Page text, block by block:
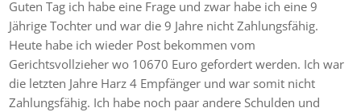
Guten Tag ich habe eine Frage und zwar habe ich eine 9
Jährige Tochter und war die 9 Jahre nicht Zahlungsfähig.
Heute habe ich wieder Post bekommen vom
Gerichtsvollzieher wo 10670 Euro gefordert werden. Ich war
die letzten Jahre Harz 4 Empfänger und war somit nicht
Zahlungsfähig. Ich habe noch paar andere Schulden und